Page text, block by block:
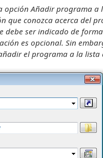
opción Añadir programa a
que conozca acerca del
debe ser indicado de
es opcional. Sin
el programa a la